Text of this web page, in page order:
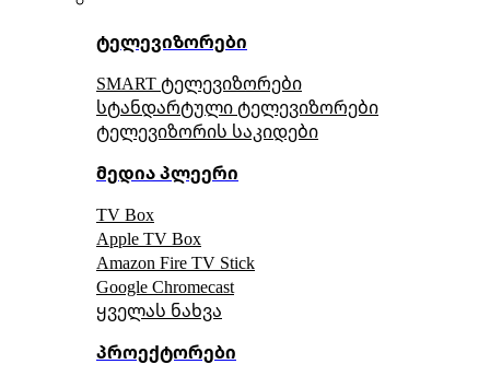
ტელევიზორები
SMART ტელევიზორები
სტანდარტული ტელევიზორები
ტელევიზორის საკიდები
მედია პლეერი
TV Box
Apple TV Box
Amazon Fire TV Stick
Google Chromecast
ყველას ნახვა
პროექტორები